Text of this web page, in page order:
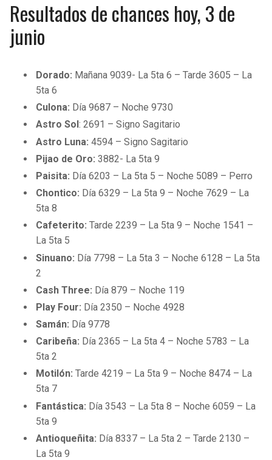
Resultados de chances hoy, 3 de
junio
Dorado: Mañana 9039- La 5ta 6 – Tarde 3605 – La
5ta 6
Culona: Día 9687 – Noche 9730
Astro Sol: 2691 – Signo Sagitario
Astro Luna:4594 – Signo Sagitario
Pijao de Oro: 3882- La 5ta 9
Paisita: Día 6203 – La 5ta 5 – Noche 5089 – Perro
Chontico: Día 6329 – La 5ta 9 – Noche 7629 – La
5ta 8
Cafeterito:Tarde 2239 – La 5ta 9 – Noche 1541 –
La 5ta 5
Sinuano: Día 7798 – La 5ta 3 – Noche 6128 – La 5ta
2
Cash Three: Día 879 – Noche 119
Play Four: Día 2350 – Noche 4928
Samán: Día 9778
Caribeña: Día 2365 – La 5ta 4 – Noche 5783 – La
5ta 2
Motilón:Tarde 4219 – La 5ta 9 – Noche 8474 – La
5ta 7
Fantástica: Día 3543 – La 5ta 8 – Noche 6059 – La
5ta 9
Antioqueñita: Día 8337 – La 5ta 2 – Tarde 2130 –
La 5ta 9